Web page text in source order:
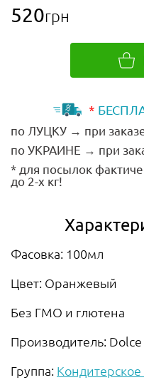
520грн
*
по ЛУЦКУ → при
по УКРАИНЕ → при
* для посылок
до 2-х кг!
Фасовка: 100мл
Цвет: Оранжевый
Без ГМО и глютена
Производитель:
Группа: